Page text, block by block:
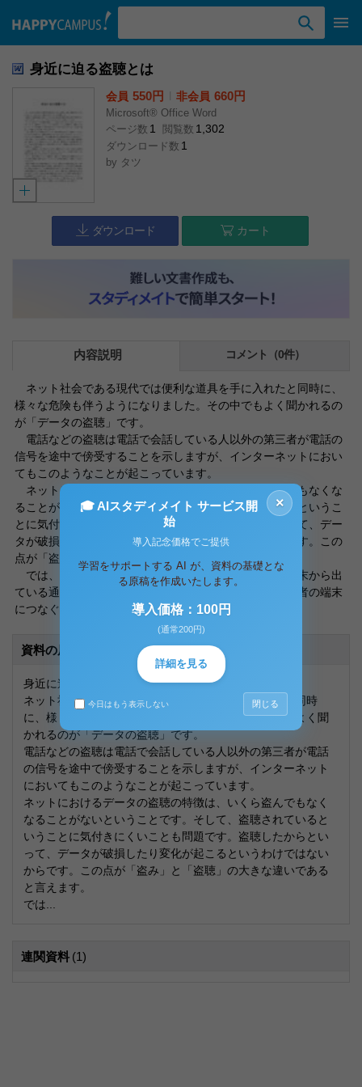
身近に迫る盗聴とは
会員 550円 非会員 660円
Microsoft® Office Word
ページ数 1 閲覧数 1,302
ダウンロード数 1
by タツ
ダウンロード カート
内容説明 コメント（0件）
ネット社会である現代では便利な道具を手に入れたと同時に、
様々な危険も伴うようになりました。その中でもよく聞かれるの
が「データの盗聴」です。
電話などの盗聴は電話で会話している人以外の第三者が電話の
信号を途中で傍受することを示しますが、インターネットにおい
てもこのようなことが起こっています。
ネットにおけるデータの盗聴の特徴は、いくら盗んでもなくな
ることがないということです。そして、盗聴されているというこ
とに気付きにくいことも問題です。盗聴したからといって、デー
タが破損したり変化が起こるというわけではないからです。この
点が「盗み」と「盗聴」の大きな違いであると言えます。
では、実際どのような原理なのかというと、相手の端末から出
ている通信ケーブルをコネクタなどで分岐させて、盗聴者の端末
につなぐだけでできてしまいます。
資料の原本内容
身近に迫る盗聴とは
ネット社会である現代では便利な道具を手に入れたと同時
に、様々な危険も伴うようになりました。その中でもよく聞
かれるのが「データの盗聴」です。
電話などの盗聴は電話で会話している人以外の第三者が電話
の信号を途中で傍受することを示しますが、インターネット
においてもこのようなことが起こっています。
ネットにおけるデータの盗聴の特徴は、いくら盗んでもなく
なることがないということです。そして、盗聴されていると
いうことに気付きにくいことも問題です。盗聴したからとい
って、データが破損したり変化が起こるというわけではない
からです。この点が「盗み」と「盗聴」の大きな違いである
と言えます。
では...
連関資料 (1)
×
🎓 AIスタディメイト サービス開
始
導入記念価格でご提供
学習をサポートする AI が、資料の基礎とな
る原稿を作成いたします。
導入価格：100円
(通常200円)
詳細を見る
今日はもう表示しない 閉じる